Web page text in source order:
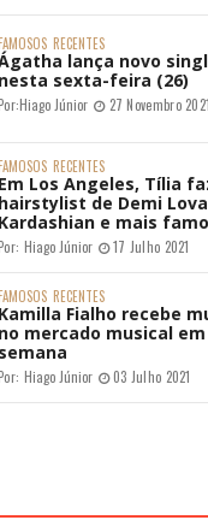
RECENTES
lança novo
nesta sexta-feira (26)
Hiago Júnior 27 Novembro 2021
RECENTES
Em Los Angeles, Tília
hairstylist de Demi
Kardashian e mais
Hiago Júnior 17 Julho 2021
RECENTES
Kamilla Fialho recebe
no mercado musical
semana
Hiago Júnior 03 Julho 2021